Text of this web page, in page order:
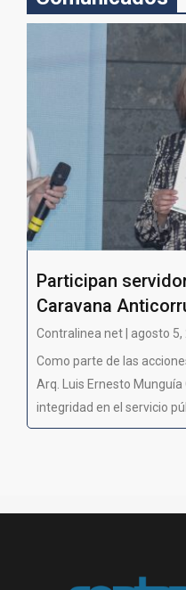
Participan
Caravana
Contralinea net | agosto 5,
Como parte de las
Arq. Luis Ernesto
integridad en el servicio